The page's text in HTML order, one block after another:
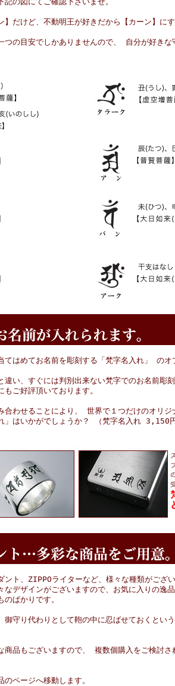
】だけど、不動明王が好きだから【カーン】に
つの目安でしかありませんので、 自分が好きな
てはめてお名前を彫刻する「梵字名入れ」 のオ
違い、すぐには判別出来ない梵字でのお名前彫
ご好評頂いております。
合わせることにより、 世界で１つだけのオリジ
」はいかがでしょうか？ （梵字名入れ 3,150
ト、ZIPPOライターなど、様々な種類がござい
デザインがございますので、お気に入りの逸品
ばかりです。
御守り代わりとして鞄の中に忍ばせておくとい
商品もございますので、 複数個購入をご検討さ
ページへ移動します。